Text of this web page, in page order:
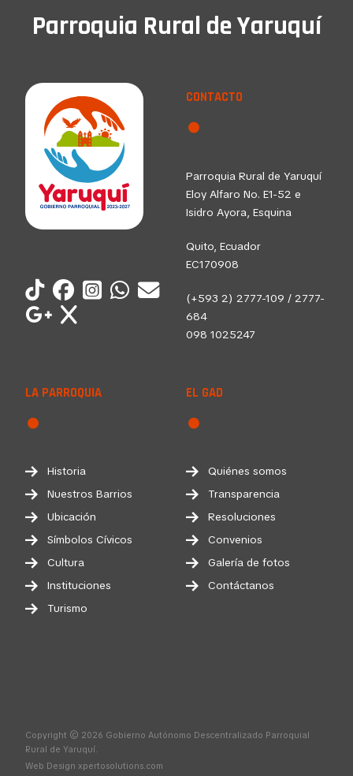
Parroquia Rural de Yaruquí
CONTACTO
Parroquia Rural de Yaruquí
Eloy Alfaro No. E1-52 e
Isidro Ayora, Esquina
Quito, Ecuador
EC170908
(+593 2) 2777-109 / 2777-
684
098 1025247
LA PARROQUIA
Historia
Nuestros Barrios
Ubicación
Símbolos Cívicos
Cultura
Instituciones
Turismo
EL GAD
Quiénes somos
Transparencia
Resoluciones
Convenios
Galería de fotos
Contáctanos
Copyright © 2026 Gobierno Autónomo Descentralizado Parroquial
Rural de Yaruquí.
Web Design xpertosolutions.com